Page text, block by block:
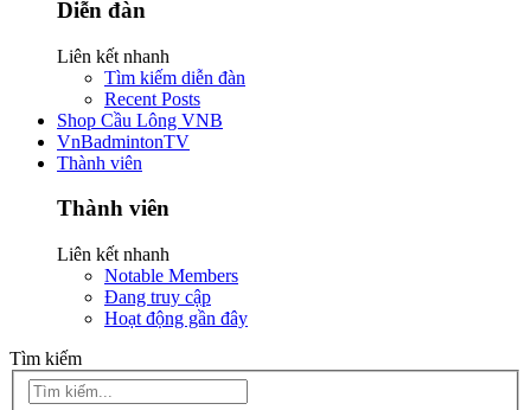
Diễn đàn
Liên kết nhanh
Tìm kiếm diễn đàn
Recent Posts
Shop Cầu Lông VNB
VnBadmintonTV
Thành viên
Thành viên
Liên kết nhanh
Notable Members
Đang truy cập
Hoạt động gần đây
Tìm kiếm